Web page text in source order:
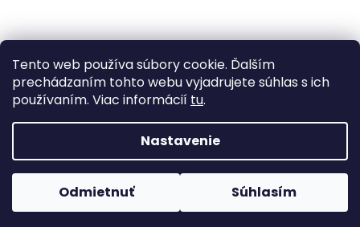
Tento web používa súbory cookie. Ďalším
prechádzaním tohto webu vyjadrujete súhlas s ich
používaním. Viac informácií tu.
Nastavenie
Odmietnuť Súhlasím
Copyright 2026Herbazika. Všetky práva vyhradené.
Upraviť nastavenie cookies